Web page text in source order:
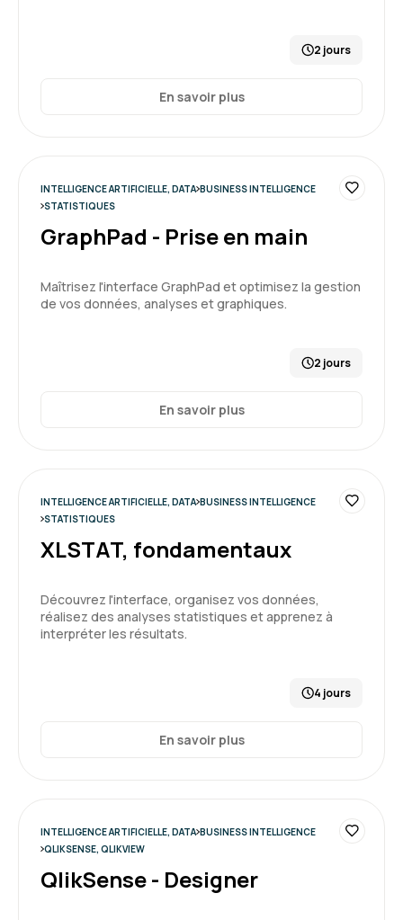
2 jours
En savoir plus
INTELLIGENCE ARTIFICIELLE, DATA BUSINESS INTELLIGENCE
STATISTIQUES
GraphPad - Prise en main
Maîtrisez l'interface GraphPad et optimisez la gestion
de vos données, analyses et graphiques.
2 jours
En savoir plus
INTELLIGENCE ARTIFICIELLE, DATA BUSINESS INTELLIGENCE
STATISTIQUES
XLSTAT, fondamentaux
Découvrez l'interface, organisez vos données,
réalisez des analyses statistiques et apprenez à
interpréter les résultats.
4 jours
En savoir plus
INTELLIGENCE ARTIFICIELLE, DATA BUSINESS INTELLIGENCE
QLIKSENSE, QLIKVIEW
QlikSense - Designer